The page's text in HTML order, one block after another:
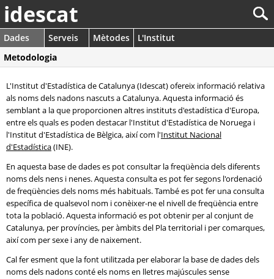
idescat
Dades Serveis Mètodes
L'Institut
Metodologia
L'Institut d'Estadística de Catalunya (Idescat) ofereix informació relativa
als noms dels nadons nascuts a Catalunya. Aquesta informació és
semblant a la que proporcionen altres instituts d'estadística d'Europa,
entre els quals es poden destacar l'Institut d'Estadística de Noruega i
l'Institut d'Estadística de Bèlgica, així com l'Institut Nacional
d'Estadística(INE).
En aquesta base de dades es pot consultar la freqüència dels diferents
noms dels nens i nenes. Aquesta consulta es pot fer segons l'ordenació
de freqüències dels noms més habituals. També es pot fer una consulta
específica de qualsevol nom i conèixer-ne el nivell de freqüència entre
tota la població. Aquesta informació es pot obtenir per al conjunt de
Catalunya, per províncies, per àmbits del Pla territorial i per comarques,
així com per sexe i any de naixement.
Cal fer esment que la font utilitzada per elaborar la base de dades dels
noms dels nadons conté els noms en lletres majúscules sense